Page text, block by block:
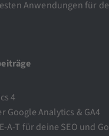
Anwendungen für
4
Google Analytics & GA4
A-T für deine SEO und